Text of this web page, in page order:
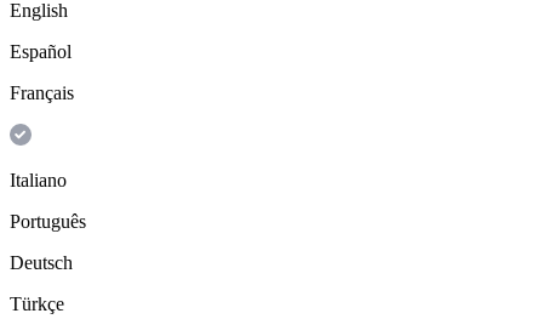
English
Español
Français
Italiano
Português
Deutsch
Türkçe